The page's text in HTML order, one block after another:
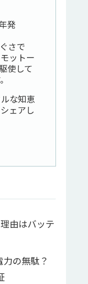
発
さで
ットー
使して
な知恵
ェアし
由はバッテ
力の無駄？